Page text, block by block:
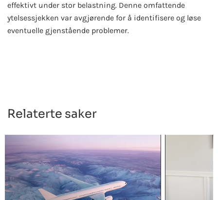
effektivt under stor belastning. Denne omfattende
ytelsessjekken var avgjørende for å identifisere og løse
eventuelle gjenstående problemer.
Relaterte saker